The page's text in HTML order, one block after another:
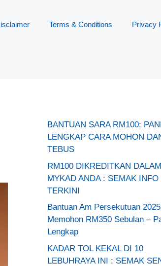
Terms & Conditions Privacy
BANTUAN SARA RM100:
LENGKAP CARA MOHON
TEBUS
RM100 DIKREDITKAN DALAM
MYKAD ANDA : SEMAK INFO
TERKINI
Bantuan Am Persekutuan
Memohon RM350 Sebulan –
Lengkap
KADAR TOL KEKAL DI 10
LEBUHRAYA INI : SEMAK